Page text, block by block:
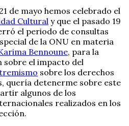
de mayo hemos celebrado el
Cultural y que el pasado 19
el periodo de consultas
de la ONU en materia
Bennoune, para la
el impacto del
sobre los derechos
quería detenerme sobre este
algunos de los
realizados en los